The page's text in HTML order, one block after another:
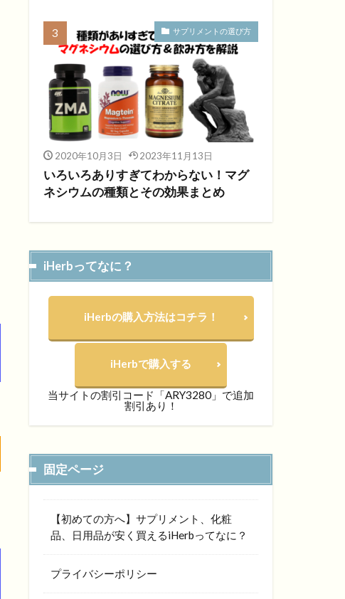
サプリメントの選び方
2020年10月3日 2023年11月13日
いろいろありすぎてわからない！マグ
ネシウムの種類とその効果まとめ
iHerbってなに？
iHerbの購入方法はコチラ！
iHerbで購入する
当サイトの割引コード「ARY3280」で追加
割引あり！
固定ページ
【初めての方へ】サプリメント、化粧
品、日用品が安く買えるiHerbってなに？
プライバシーポリシー